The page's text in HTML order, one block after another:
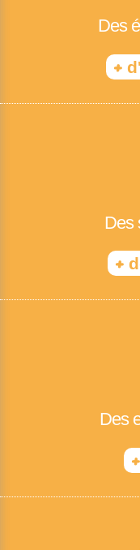
Des
+
Des
+
Des
+